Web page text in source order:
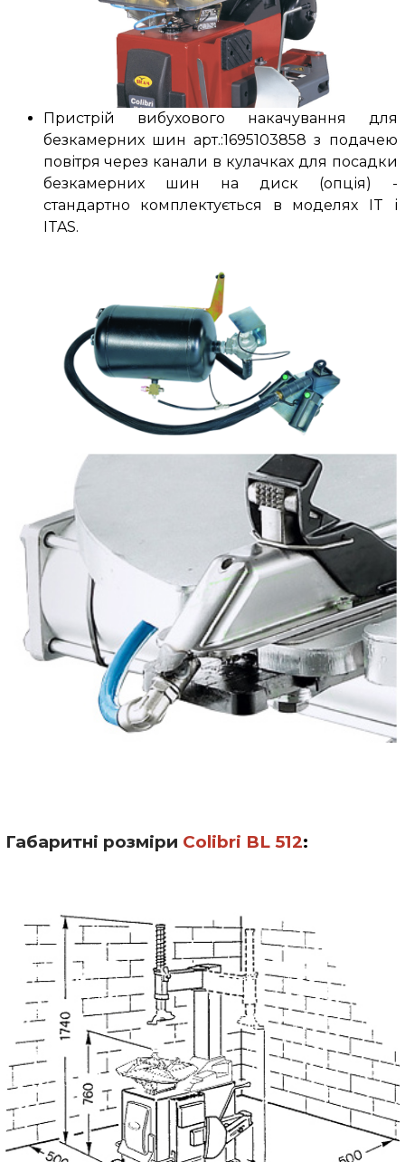
Пристрій вибухового накачування для
безкамерних шин арт.:1695103858 з подачею
повітря через канали в кулачках для посадки
безкамерних шин на диск (опція) -
стандартно комплектується в моделях IT і
ITAS.
Габаритні розміри Colibri BL 512: